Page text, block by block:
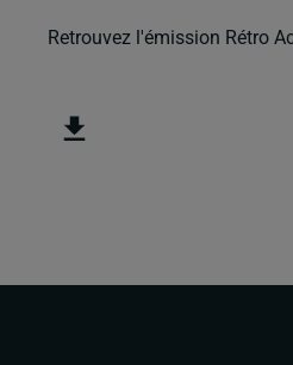
Retrouvez l'émission Rétro